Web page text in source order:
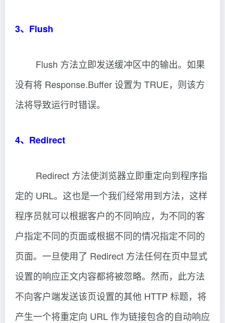
3、Flush
Flush 方法立即发送缓冲区中的输出。如果
没有将 Response.Buffer 设置为 TRUE，则该方
法将导致运行时错误。
4、Redirect
Redirect 方法使浏览器立即重定向到程序指
定的 URL。这也是一个我们经常用到方法，这样
程序员就可以根据客户的不同响应，为不同的客
户指定不同的页面或根据不同的情况指定不同的
页面。一旦使用了 Redirect 方法任何在页中显式
设置的响应正文内容都将被忽略。然而，此方法
不向客户端发送该页设置的其他 HTTP 标题，将
产生一个将重定向 URL 作为链接包含的自动响应